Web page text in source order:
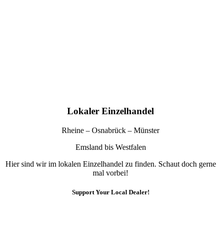
Lokaler Einzelhandel
Rheine – Osnabrück – Münster
Emsland bis Westfalen
Hier sind wir im lokalen Einzelhandel zu finden. Schaut doch gerne
mal vorbei!
Support Your Local Dealer!